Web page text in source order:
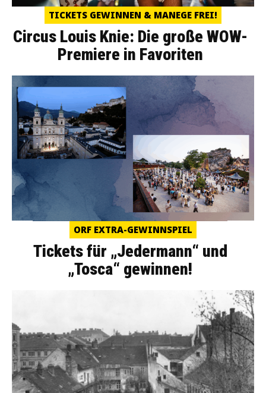
TICKETS GEWINNEN & MANEGE FREI!
Circus Louis Knie: Die große WOW-
Premiere in Favoriten
ORF EXTRA-GEWINNSPIEL
Tickets für „Jedermann“ und
„Tosca“ gewinnen!